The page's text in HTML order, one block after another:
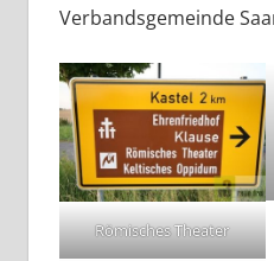
Verbandsgemeinde
Römisches Theater